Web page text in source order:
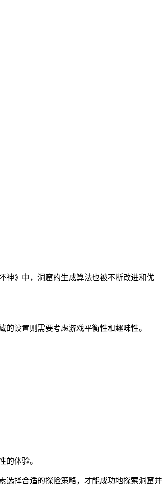
神》中，洞窟的生成算法也被不断改进和优
设置则需要考虑游戏平衡性和趣味性。
的体验。
选择合适的探险策略，才能成功地探索洞窟并